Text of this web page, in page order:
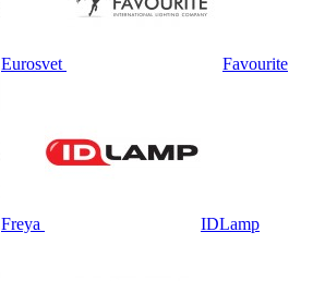
Eurosvet Favourite
Freya IDLamp